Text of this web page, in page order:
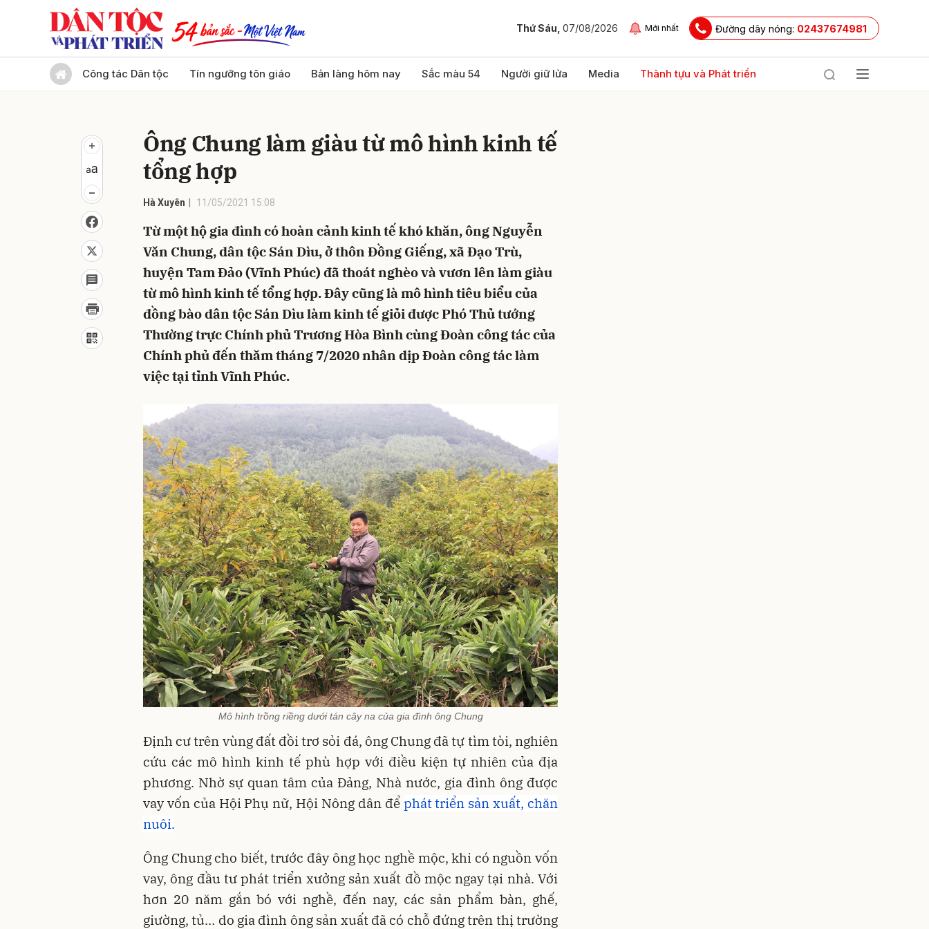
Thứ Sáu, 07/08/2026 Mới nhất Đường dây nóng: 02437674981
Công tác Dân tộc Tín ngưỡng tôn giáo Bản làng hôm nay Sắc màu 54 Người giữ lửa Media Thành tựu và Phát triển
Ông Chung làm giàu từ mô hình kinh tế
tổng hợp
Hà Xuyên 11/05/2021 15:08
Từ một hộ gia đình có hoàn cảnh kinh tế khó khăn, ông Nguyễn
Văn Chung, dân tộc Sán Dìu, ở thôn Đồng Giếng, xã Đạo Trù,
huyện Tam Đảo (Vĩnh Phúc) đã thoát nghèo và vươn lên làm giàu
từ mô hình kinh tế tổng hợp. Đây cũng là mô hình tiêu biểu của
đồng bào dân tộc Sán Dìu làm kinh tế giỏi được Phó Thủ tướng
Thường trực Chính phủ Trương Hòa Bình cùng Đoàn công tác của
Chính phủ đến thăm tháng 7/2020 nhân dịp Đoàn công tác làm
việc tại tỉnh Vĩnh Phúc.
Mô hình trồng riềng dưới tán cây na của gia đình ông Chung
Định cư trên vùng đất đồi trơ sỏi đá, ông Chung đã tự tìm tòi, nghiên
cứu các mô hình kinh tế phù hợp với điều kiện tự nhiên của địa
phương. Nhờ sự quan tâm của Đảng, Nhà nước, gia đình ông được
vay vốn của Hội Phụ nữ, Hội Nông dân để phát triển sản xuất, chăn
nuôi.
Ông Chung cho biết, trước đây ông học nghề mộc, khi có nguồn vốn
vay, ông đầu tư phát triển xưởng sản xuất đồ mộc ngay tại nhà. Với
hơn 20 năm gắn bó với nghề, đến nay, các sản phẩm bàn, ghế,
giường, tủ… do gia đình ông sản xuất đã có chỗ đứng trên thị trường
Gửi bình luận